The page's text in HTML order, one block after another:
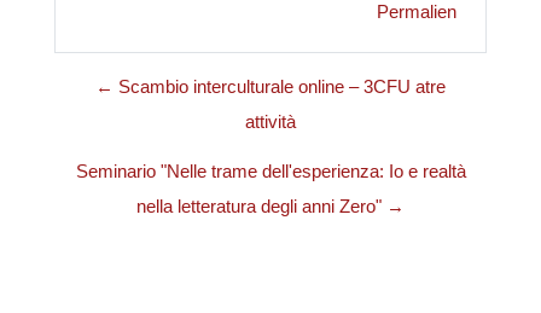
Permalien
← Scambio interculturale online – 3CFU atre
attività
Seminario "Nelle trame dell'esperienza: Io e realtà
nella letteratura degli anni Zero" →